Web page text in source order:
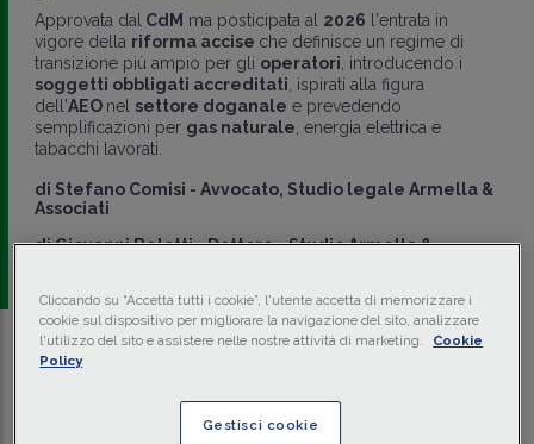
Approvata dal CdM ma posticipata al 2026 l'entrata in
vigore della riforma accise che definisce un regime di
transizione più ampio per gli operatori , introducendo i
soggetti obbligati accreditati , ispirati alla figura
dell'AEO nel settore doganale e prevedendo
semplificazioni per gas naturale , energia elettrica e
tabacchi lavorati.
di Stefano Comisi - Avvocato, Studio legale Armella &
Associati
diGiovanni Belotti-Dottore - Studio Armella &
Traduci con IA
1 min.
Cliccando su “Accetta tutti i cookie”, l'utente accetta di memorizzare i
cookie sul dispositivo per migliorare la navigazione del sito, analizzare
l'utilizzo del sito e assistere nelle nostre attività di marketing. Cookie
Policy
Gestisci cookie